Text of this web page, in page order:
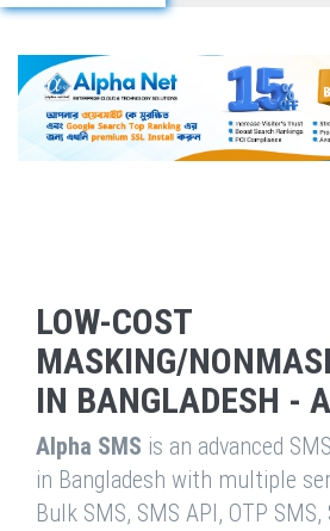
LOW-COST
MASKING/
IN BANGLADESH -
Alpha SMS is an advanced
in Bangladesh with multiple
Bulk SMS, SMS API, OTP SMS,